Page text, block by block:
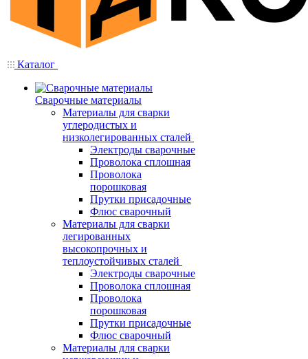
Каталог
Сварочные материалы
Материалы для сварки
углеродистых и
низколегированных сталей
Электроды сварочные
Проволока сплошная
Проволока
порошковая
Прутки присадочные
Флюс сварочный
Материалы для сварки
легированных
высокопрочных и
теплоустойчивых сталей
Электроды сварочные
Проволока сплошная
Проволока
порошковая
Прутки присадочные
Флюс сварочный
Материалы для сварки